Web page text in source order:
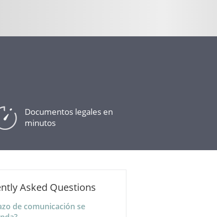
Documentos legales en
minutos
Asked Questions
de comunicación se